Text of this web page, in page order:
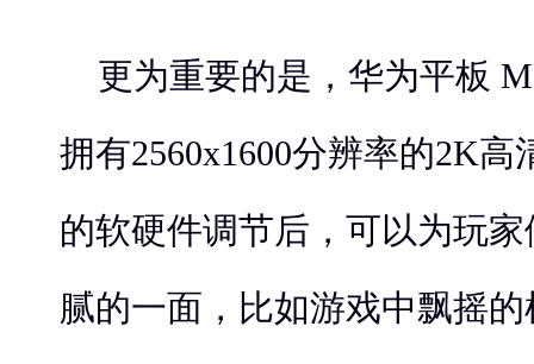
更为重要的是，华为平板
拥有2560x1600分辨率的2K
的软硬件调节后，可以为玩
腻的一面，比如游戏中飘摇